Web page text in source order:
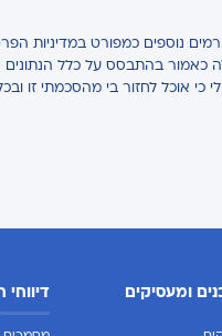
נוספים כמפורט במדיניות
כאמור בהתבסס על כלל הנתונים
כי אוכל לחזור בי מהסכמתי זו
ומעסיקים